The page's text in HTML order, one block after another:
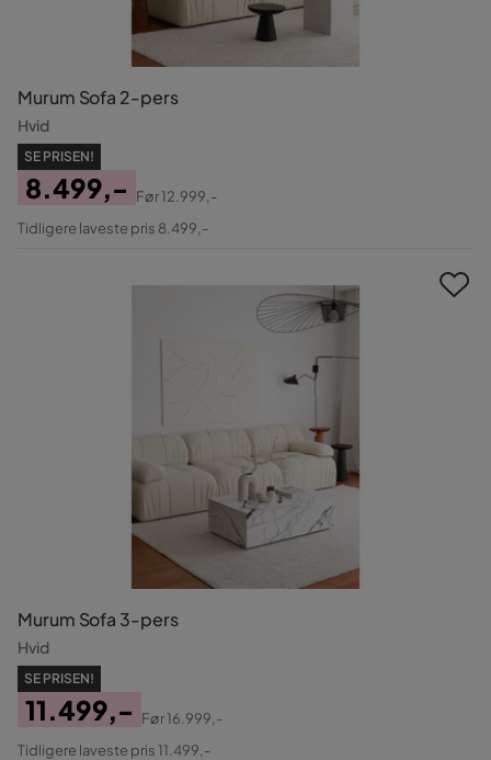
Murum Sofa 2-pers
Hvid
SE PRISEN!
Pris
8.499,-
Original
Før12.999,-
Tidligere laveste pris 8.499,-
Murum Sofa 3-pers
Hvid
SE PRISEN!
Pris
11.499,-
Original
Før16.999,-
Tidligere laveste pris 11.499,-